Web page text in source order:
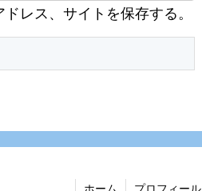
レス、サイトを保存する。